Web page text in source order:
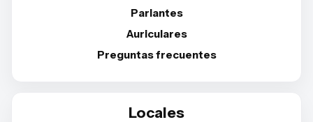
Parlantes
Auriculares
Preguntas frecuentes
Locales